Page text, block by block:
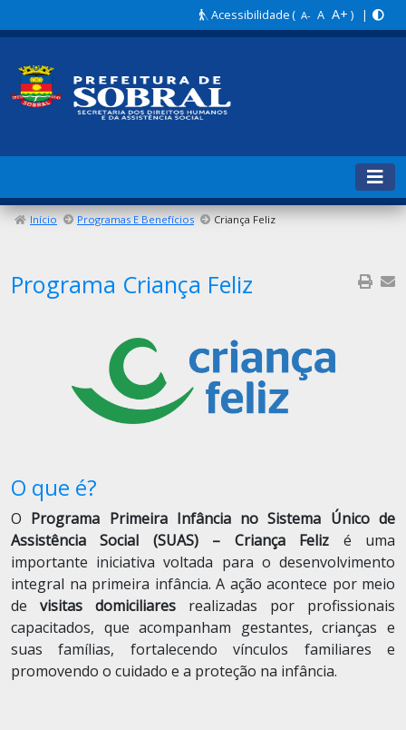
Acessibilidade( A- A A+ ) |
Início Programas E Benefícios Criança Feliz
Programa Criança Feliz
O que é?
O Programa Primeira Infância no Sistema Único de
Assistência Social (SUAS) – Criança Feliz é uma
importante iniciativa voltada para o desenvolvimento
integral na primeira infância. A ação acontece por meio
de visitas domiciliares realizadas por profissionais
capacitados, que acompanham gestantes, crianças e
suas famílias, fortalecendo vínculos familiares e
promovendo o cuidado e a proteção na infância.